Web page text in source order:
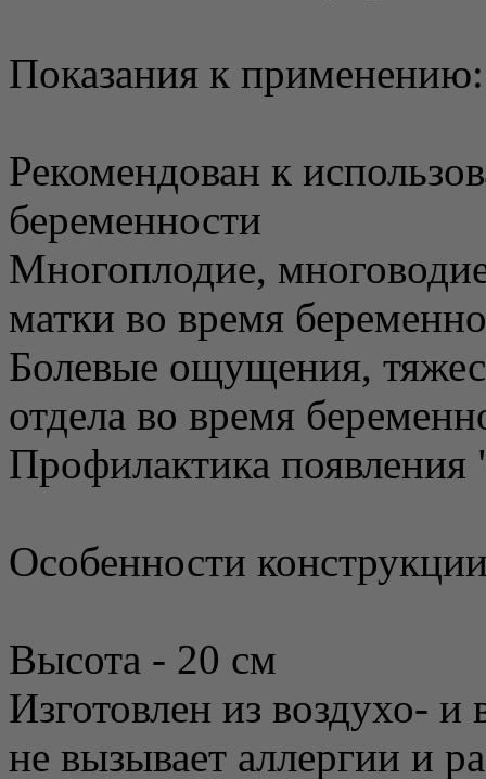
Показания к применению:
Рекомендован к
беременности
Многоплодие,
матки во время
Болевые ощущения,
отдела во время
Профилактика появления
Особенности
Высота - 20 см
Изготовлен из воздухо- и
не вызывает аллергии и